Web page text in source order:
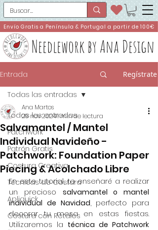
Needlework by Ana Design
Envío Gratis a Península & Portugal a partir de 100€
Entrada Regístrate
Todas las entradas
Patchwork
Patrón Gratis
Costura Creativa
Técnicas de Costura
Apliquick
Costura con Retales
Todas las entradas
Salvamantel / Mantel
Individual Navideño -
Patchwork: Foundation Paper
Piecing & Acolchado Libre
Ana Martos
29 nov 20241 min de lectura
En este tutorial, te enseñaré a realizar
un precioso salvamantel o mantel
individual de Navidad, perfecto para
decorar tu mesa en estas fiestas.
Utilizaremos la técnica de Patchwork